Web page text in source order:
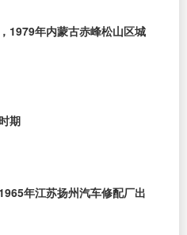
1979年内蒙古赤峰松山区城
期
年江苏扬州汽车修配厂出